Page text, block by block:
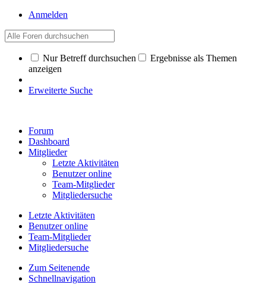
Anmelden
Nur Betreff durchsuchen
Ergebnisse als Themen
anzeigen
Erweiterte Suche
Forum
Dashboard
Mitglieder
Letzte Aktivitäten
Benutzer online
Team-Mitglieder
Mitgliedersuche
Letzte Aktivitäten
Benutzer online
Team-Mitglieder
Mitgliedersuche
Zum Seitenende
Schnellnavigation